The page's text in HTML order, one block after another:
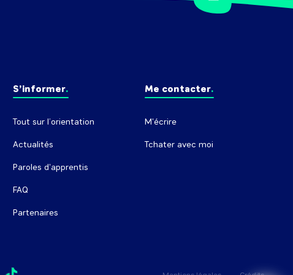
S’informer
Tout sur l’orientation
Actualités
Paroles d'apprentis
FAQ
Partenaires
Me contacter
M'écrire
Tchater avec moi